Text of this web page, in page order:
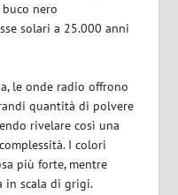
nero
solari a 25.000 anni
le onde radio offrono
quantità di polvere
rivelare così una
I colori
più forte, mentre
in scala di grigi.